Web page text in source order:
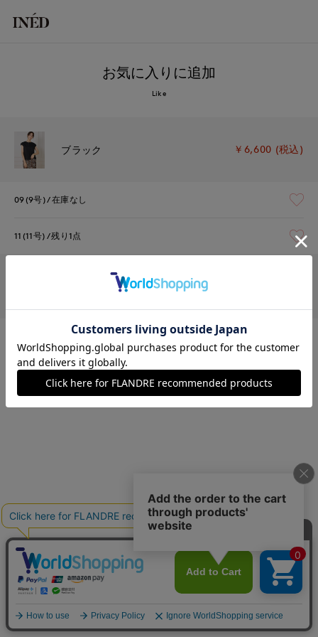
お気に入りに追加
Like
ブラック ￥6,600 (税込)
09(9号) 在庫なし
11(11号) 残り1点
在庫なし
11(11号) 残り1点